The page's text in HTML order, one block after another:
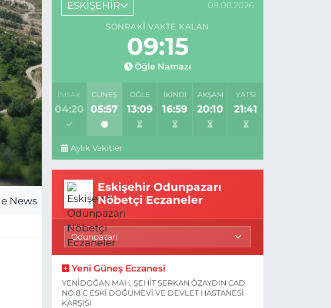
ESKİŞEHİR 09.08.2026
SONRAKI VAKTE KALAN
09:14
Öğle Namazı
İMSAK
04:20
GÜNEŞ
05:57
ÖĞLE
13:09
İKINDI
16:59
AKŞAM
20:10
YATSI
21:41
Aylık Vakitler
Eskişehir Odunpazarı
Nöbetçi Eczaneler
Yeni Güneş Eczanesi
YENİDOĞAN MAH. ŞEHİT SERKAN ÖZAYDIN CAD.
NO:8 C ESKİ DOĞUMEVİ VE DEVLET HASTANESİ
KARŞISI